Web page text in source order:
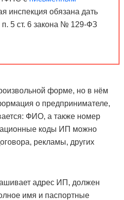
инспекция обязана дать
п. 5 ст. 6 закона № 129-ФЗ
форме, но в нём
о предпринимателе,
ФИО, а также номер
коды ИП можно
рекламы, других
адрес ИП, должен
имя и паспортные